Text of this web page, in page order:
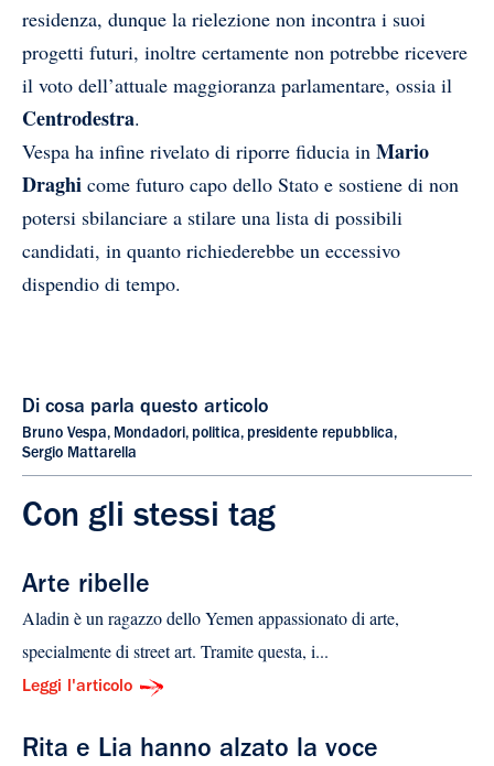
residenza, dunque la rielezione non incontra i suoi
progetti futuri, inoltre certamente non potrebbe ricevere
il voto dell’attuale maggioranza parlamentare, ossia il
Centrodestra.
Vespa ha infine rivelato di riporre fiducia in Mario
Draghi come futuro capo dello Stato e sostiene di non
potersi sbilanciare a stilare una lista di possibili
candidati, in quanto richiederebbe un eccessivo
dispendio di tempo.
Di cosa parla questo articolo
Bruno Vespa, Mondadori, politica, presidente repubblica,
Sergio Mattarella
Con gli stessi tag
Arte ribelle
Aladin è un ragazzo dello Yemen appassionato di arte,
specialmente di street art. Tramite questa, i...
Leggi l'articolo
Rita e Lia hanno alzato la voce